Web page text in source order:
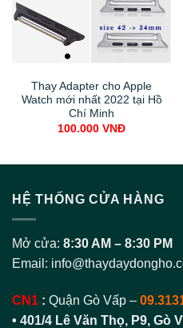
Thay Adapter cho Apple
Watch mới nhất 2022 tại Hồ
Chí Minh
100.000 VNĐ
HỆ THỐNG CỬA HÀNG
Mở cửa: 8:30 AM – 8:30 PM
Email:
CN1 : Quận Gò Vấp –
• 401/4 Lê Văn Thọ, P9, Gò